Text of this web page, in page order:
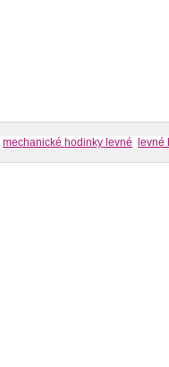
mechanické hodinky levné levné